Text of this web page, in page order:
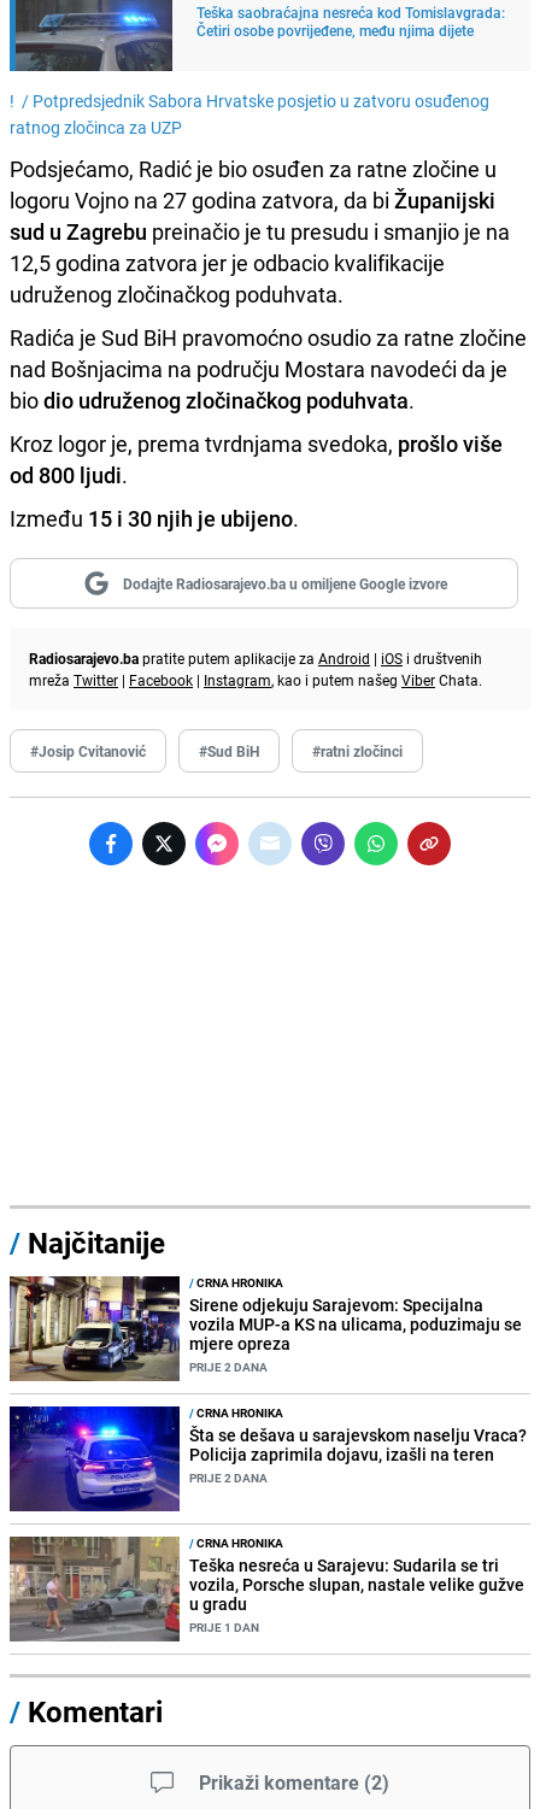
Teška saobraćajna nesreća kod Tomislavgrada:
Četiri osobe povrijeđene, među njima dijete
! / Potpredsjednik Sabora Hrvatske posjetio u zatvoru osuđenog
ratnog zločinca za UZP
Podsjećamo, Radić je bio osuđen za ratne zločine u
logoru Vojno na 27 godina zatvora, da bi Županijski
sud u Zagrebu preinačio je tu presudu i smanjio je na
12,5 godina zatvora jer je odbacio kvalifikacije
udruženog zločinačkog poduhvata.
Radića je Sud BiH pravomoćno osudio za ratne zločine
nad Bošnjacima na području Mostara navodeći da je
biodio udruženog zločinačkog poduhvata.
Kroz logor je, prema tvrdnjama svedoka, prošlo više
od 800 ljudi.
Između 15 i 30 njih je ubijeno.
Dodajte Radiosarajevo.ba u omiljene Google izvore
Radiosarajevo.bapratite putem aplikacije za Android | iOS i društvenih
mreža Twitter | Facebook | Instagram, kao i putem našeg ViberChata.
#Josip Cvitanović #Sud BiH #ratni zločinci
/ Najčitanije
/CRNA HRONIKA
Sirene odjekuju Sarajevom: Specijalna
vozila MUP-a KS na ulicama, poduzimaju se
mjere opreza
PRIJE 2 DANA
/CRNA HRONIKA
Šta se dešava u sarajevskom naselju Vraca?
Policija zaprimila dojavu, izašli na teren
PRIJE 2 DANA
/CRNA HRONIKA
Teška nesreća u Sarajevu: Sudarila se tri
vozila, Porsche slupan, nastale velike gužve
u gradu
PRIJE 1 DAN
/ Komentari
Prikaži komentare (2)